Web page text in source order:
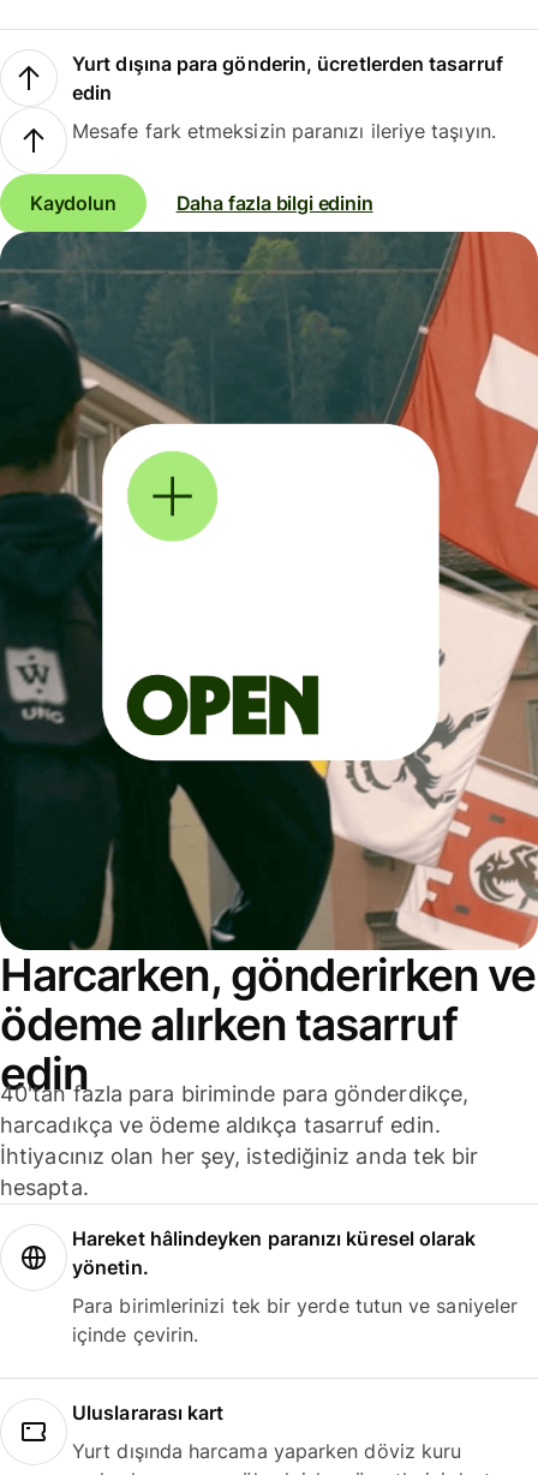
Yurt dışına para gönderin, ücretlerden tasarruf
edin
Mesafe fark etmeksizin paranızı ileriye taşıyın.
Kaydolun Daha fazla bilgi edinin
Harcarken, gönderirken ve
ödeme alırken tasarruf
edin
40'tan fazla para biriminde para gönderdikçe,
harcadıkça ve ödeme aldıkça tasarruf edin.
İhtiyacınız olan her şey, istediğiniz anda tek bir
hesapta.
Hareket hâlindeyken paranızı küresel olarak
yönetin.
Para birimlerinizi tek bir yerde tutun ve saniyeler
içinde çevirin.
Uluslararası kart
Yurt dışında harcama yaparken döviz kuru